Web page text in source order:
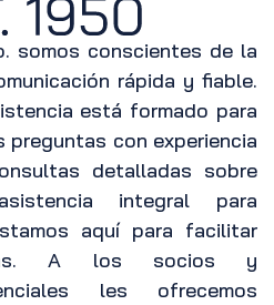
somos conscientes de la
rápida y fiable.
está formado para
con experiencia
detalladas sobre
integral para
aquí para facilitar
A los socios y
les ofrecemos